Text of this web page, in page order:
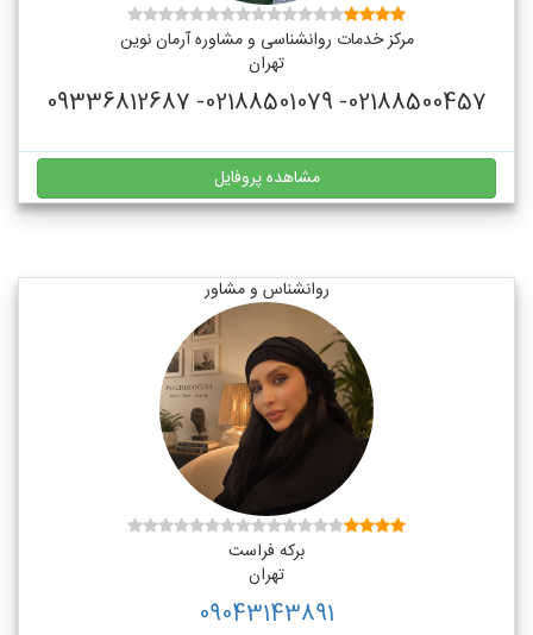
مرکز خدمات روانشناسی و مشاوره آرمان نوین
تهران
02188500457- 02188501079- 09336812687
مشاهده پروفایل
روانشناس و مشاور
برکه فراست
تهران
09043143891